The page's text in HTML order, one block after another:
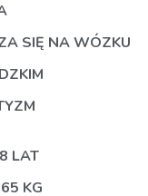
SIĘ NA WÓZKU
LAT
KG